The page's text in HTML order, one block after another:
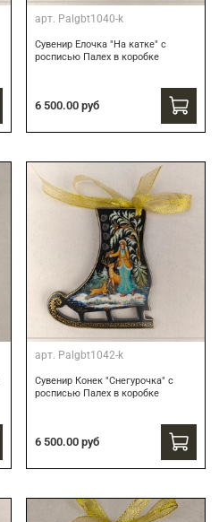
арт. Palgbt1040-k
Сувенир Елочка "На катке" с
росписью Палех в коробке
6 500.00 руб
арт. Palgbt1042-k
Сувенир Конек "Снегурочка" с
росписью Палех в коробке
6 500.00 руб